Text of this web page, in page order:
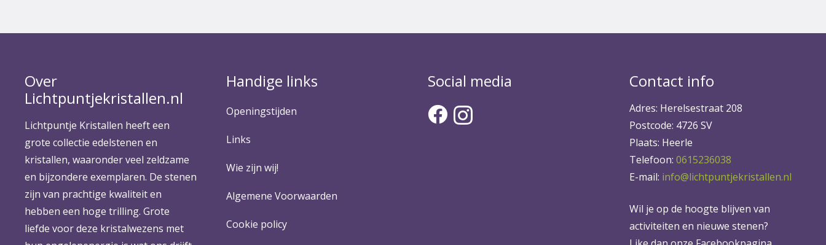
Over
Lichtpuntjekristallen.nl
Lichtpuntje Kristallen heeft een
grote collectie edelstenen en
kristallen, waaronder veel zeldzame
en bijzondere exemplaren. De stenen
zijn van prachtige kwaliteit en
hebben een hoge trilling. Grote
liefde voor deze kristalwezens met
Handige links
Openingstijden
Links
Wie zijn wij!
Algemene Voorwaarden
Cookie policy
Social media Contact info
Adres: Herelsestraat 208
Postcode: 4726 SV
Plaats: Heerle
Telefoon: 0615236038
E-mail: info@lichtpuntjekristallen.nl
Wil je op de hoogte blijven van
activiteiten en nieuwe stenen?